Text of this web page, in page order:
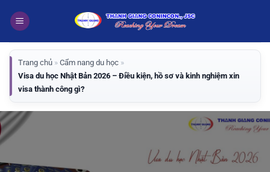
qua
dung
Trang chủ » Cẩm nang du học »
Visa du học Nhật Bản 2026 – Điều kiện, hồ sơ và kinh nghiệm xin
visa thành công gì?